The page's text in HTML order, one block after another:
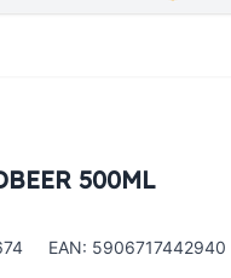
500ML
EAN: 5906717442940